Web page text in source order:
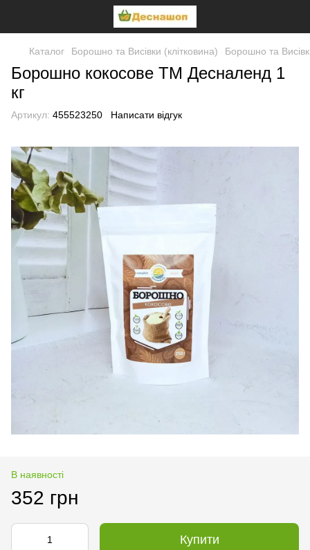
Каталог Борошно та Висівки (клітковина) Борошно та
Борошно кокосове ТМ Десналенд 1
кг
Артикул: 455523250 Написати відгук
В наявності
352 грн
Купити